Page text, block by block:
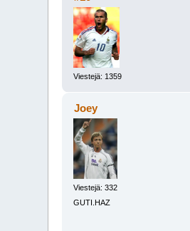
Viestejä: 1359
Joey
Viestejä: 332
GUTI.HAZ